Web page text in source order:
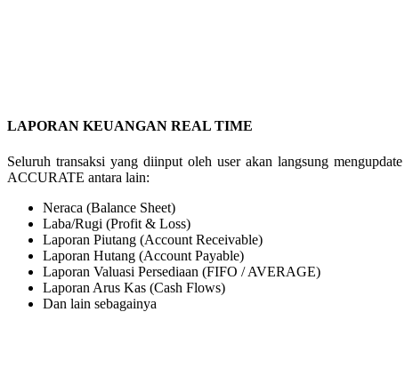
LAPORAN KEUANGAN REAL TIME
Seluruh transaksi yang diinput oleh user akan langsung
ACCURATE antara lain:
Neraca (Balance Sheet)
Laba/Rugi (Profit & Loss)
Laporan Piutang (Account Receivable)
Laporan Hutang (Account Payable)
Laporan Valuasi Persediaan (FIFO / AVERAGE)
Laporan Arus Kas (Cash Flows)
Dan lain sebagainya